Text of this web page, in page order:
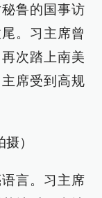
鲁的国事访
。习主席曾
次踏上南美
席受到高规
）
言。习主席